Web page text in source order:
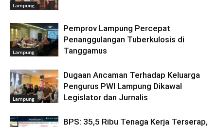
Lampung
Lampung
Pemprov Lampung Percepat
Penanggulangan Tuberkulosis di
Tanggamus
Lampung
Dugaan Ancaman Terhadap Keluarga
Pengurus PWI Lampung Dikawal
Legislator dan Jurnalis
BPS: 35,5 Ribu Tenaga Kerja Terserap,